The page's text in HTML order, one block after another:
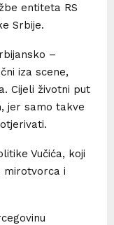
entiteta RS
Srbije.
–
iza scene,
Cijeli životni put
jer samo takve
Vučića, koji
mirotvorca i